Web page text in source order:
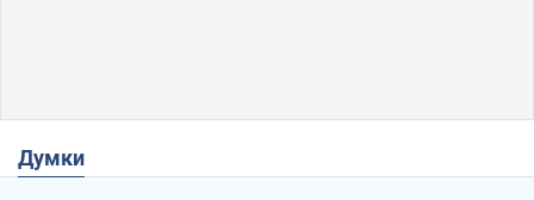
Думки